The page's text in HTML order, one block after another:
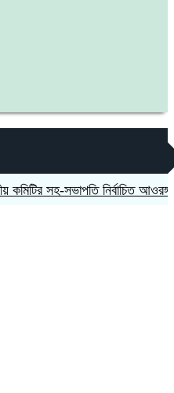
সহ-সভাপতি নির্বাচিত আওরঙ্গজেব